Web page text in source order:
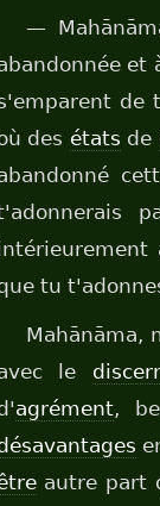
—
et
de
des états de
tu
Mahānāma,
le
agrément,
autre part